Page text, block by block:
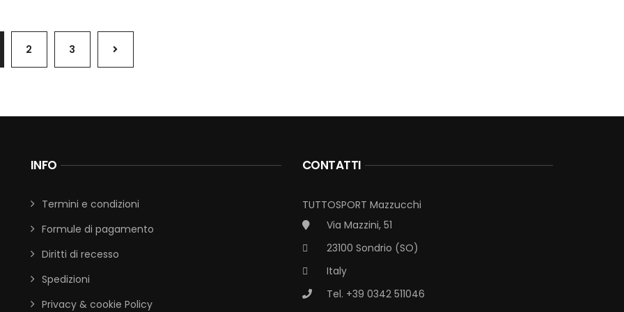
2 3
INFO
Termini e condizioni
Formule di pagamento
Diritti di recesso
Spedizioni
Privacy & cookie Policy
CONTATTI
TUTTOSPORT Mazzucchi
Via Mazzini, 51
23100 Sondrio (SO)
Italy
Tel. +39 0342 511046